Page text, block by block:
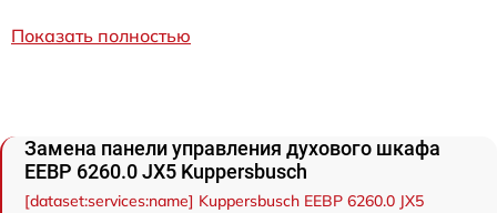
Показать полностью
Замена панели управления духового шкафа
EEBP 6260.0 JX5 Kuppersbusch
[dataset:services:name] Kuppersbusch EEBP 6260.0 JX5